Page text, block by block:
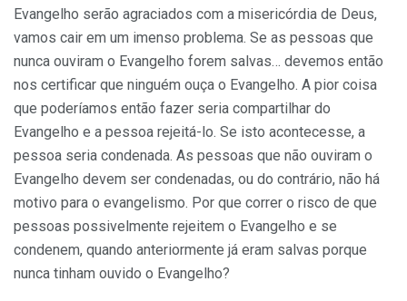
Evangelho serão agraciados com a misericórdia de Deus,
vamos cair em um imenso problema. Se as pessoas que
nunca ouviram o Evangelho forem salvas… devemos então
nos certificar que ninguém ouça o Evangelho. A pior coisa
que poderíamos então fazer seria compartilhar do
Evangelho e a pessoa rejeitá-lo. Se isto acontecesse, a
pessoa seria condenada. As pessoas que não ouviram o
Evangelho devem ser condenadas, ou do contrário, não há
motivo para o evangelismo. Por que correr o risco de que
pessoas possivelmente rejeitem o Evangelho e se
condenem, quando anteriormente já eram salvas porque
nunca tinham ouvido o Evangelho?